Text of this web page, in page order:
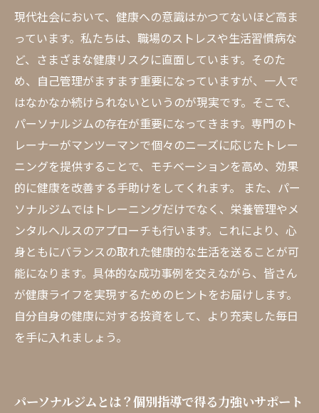
の秘訣
パーソナルジムでの成功事例を通じて見る健康
生活の実現
心身のバランスを保つための健康的なライフス
タイル
自分の未来を変える！パーソナルジムで叶える
健康な生活
現代社会において、健康への意識はかつてないほど高ま
っています。私たちは、職場のストレスや生活習慣病な
ど、さまざまな健康リスクに直面しています。そのた
め、自己管理がますます重要になっていますが、一人で
はなかなか続けられないというのが現実です。そこで、
パーソナルジムの存在が重要になってきます。専門のト
レーナーがマンツーマンで個々のニーズに応じたトレー
ニングを提供することで、モチベーションを高め、効果
的に健康を改善する手助けをしてくれます。 また、パー
ソナルジムではトレーニングだけでなく、栄養管理やメ
ンタルヘルスのアプローチも行います。これにより、心
身ともにバランスの取れた健康的な生活を送ることが可
能になります。具体的な成功事例を交えながら、皆さん
が健康ライフを実現するためのヒントをお届けします。
自分自身の健康に対する投資をして、より充実した毎日
を手に入れましょう。
パーソナルジムとは？個別指導で得る力強いサポート